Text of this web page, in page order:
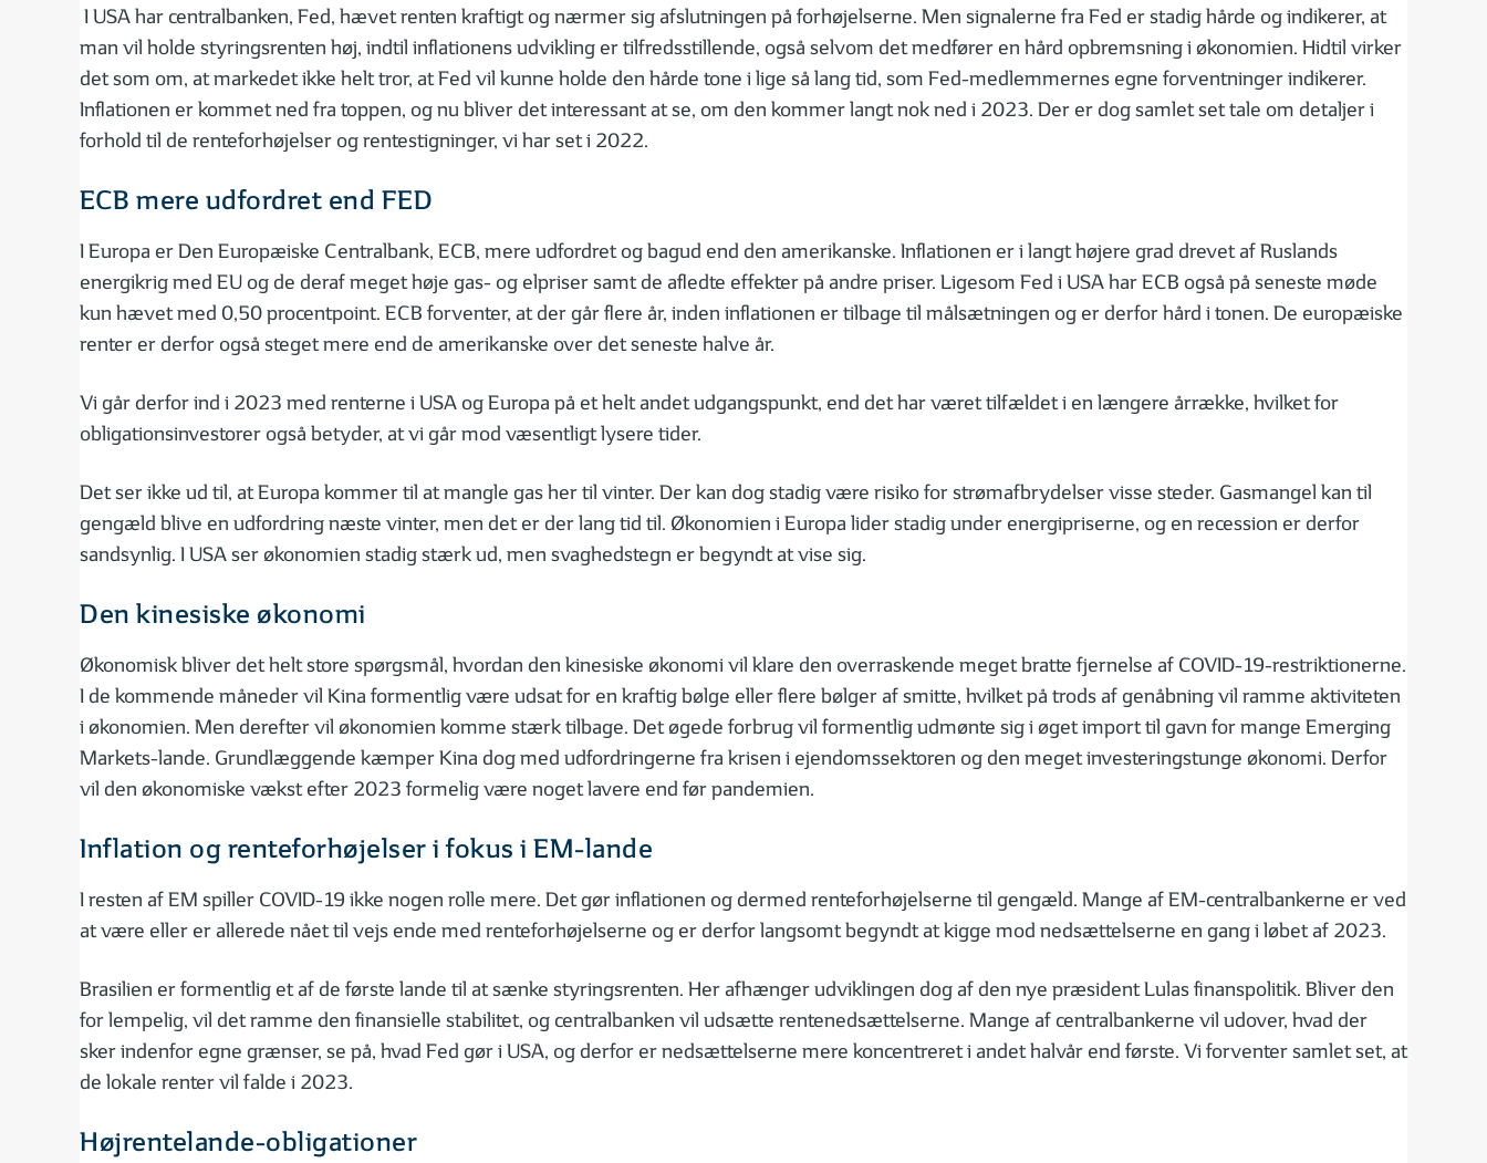
I USA har centralbanken, Fed, hævet renten kraftigt og nærmer sig afslutningen på forhøjelserne. Men signalerne fra Fed er stadig hårde og indikerer, at
man vil holde styringsrenten høj, indtil inflationens udvikling er tilfredsstillende, også selvom det medfører en hård opbremsning i økonomien. Hidtil virker
det som om, at markedet ikke helt tror, at Fed vil kunne holde den hårde tone i lige så lang tid, som Fed-medlemmernes egne forventninger indikerer.
Inflationen er kommet ned fra toppen, og nu bliver det interessant at se, om den kommer langt nok ned i 2023. Der er dog samlet set tale om detaljer i
forhold til de renteforhøjelser og rentestigninger, vi har set i 2022.
ECB mere udfordret end FED
I Europa er Den Europæiske Centralbank, ECB, mere udfordret og bagud end den amerikanske. Inflationen er i langt højere grad drevet af Ruslands
energikrig med EU og de deraf meget høje gas- og elpriser samt de afledte effekter på andre priser. Ligesom Fed i USA har ECB også på seneste møde
kun hævet med 0,50 procentpoint. ECB forventer, at der går flere år, inden inflationen er tilbage til målsætningen og er derfor hård i tonen. De europæiske
renter er derfor også steget mere end de amerikanske over det seneste halve år.
Vi går derfor ind i 2023 med renterne i USA og Europa på et helt andet udgangspunkt, end det har været tilfældet i en længere årrække, hvilket for
obligationsinvestorer også betyder, at vi går mod væsentligt lysere tider.
Det ser ikke ud til, at Europa kommer til at mangle gas her til vinter. Der kan dog stadig være risiko for strømafbrydelser visse steder. Gasmangel kan til
gengæld blive en udfordring næste vinter, men det er der lang tid til. Økonomien i Europa lider stadig under energipriserne, og en recession er derfor
sandsynlig. I USA ser økonomien stadig stærk ud, men svaghedstegn er begyndt at vise sig.
Den kinesiske økonomi
Økonomisk bliver det helt store spørgsmål, hvordan den kinesiske økonomi vil klare den overraskende meget bratte fjernelse af COVID-19-restriktionerne.
I de kommende måneder vil Kina formentlig være udsat for en kraftig bølge eller flere bølger af smitte, hvilket på trods af genåbning vil ramme aktiviteten
i økonomien. Men derefter vil økonomien komme stærk tilbage. Det øgede forbrug vil formentlig udmønte sig i øget import til gavn for mange Emerging
Markets-lande. Grundlæggende kæmper Kina dog med udfordringerne fra krisen i ejendomssektoren og den meget investeringstunge økonomi. Derfor
vil den økonomiske vækst efter 2023 formelig være noget lavere end før pandemien.
Inflation og renteforhøjelser i fokus i EM-lande
I resten af EM spiller COVID-19 ikke nogen rolle mere. Det gør inflationen og dermed renteforhøjelserne til gengæld. Mange af EM-centralbankerne er ved
at være eller er allerede nået til vejs ende med renteforhøjelserne og er derfor langsomt begyndt at kigge mod nedsættelserne en gang i løbet af 2023.
Brasilien er formentlig et af de første lande til at sænke styringsrenten. Her afhænger udviklingen dog af den nye præsident Lulas finanspolitik. Bliver den
for lempelig, vil det ramme den finansielle stabilitet, og centralbanken vil udsætte rentenedsættelserne. Mange af centralbankerne vil udover, hvad der
sker indenfor egne grænser, se på, hvad Fed gør i USA, og derfor er nedsættelserne mere koncentreret i andet halvår end første. Vi forventer samlet set, at
de lokale renter vil falde i 2023.
Højrentelande-obligationer